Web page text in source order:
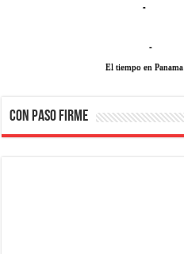
-
-
El tiempo en Panama
CON PASO FIRME